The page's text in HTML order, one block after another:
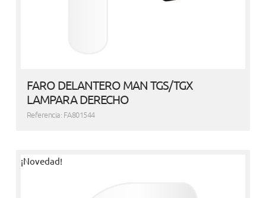
FARO DELANTERO MAN TGS/TGX
LAMPARA DERECHO
Referencia: FA801544
¡Novedad!